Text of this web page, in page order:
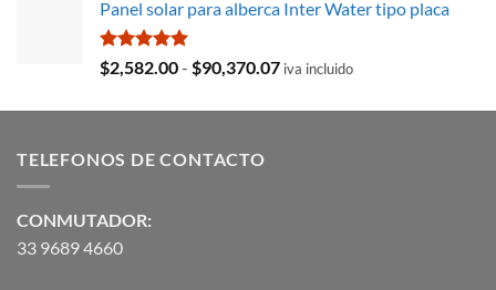
original
$35,369.97.
actual
$29,103.19.
Panel solar para alberca Inter Water tipo placa
Valorado
con
$2,582.00- $90,370.07Rango
precios:
iva incluido
TELEFONOS DE CONTACTO
CONMUTADOR:
33 9689 4660